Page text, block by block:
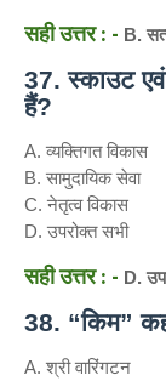
सही उत्तर : - B.
37. स्काउट एवं
हैं?
A. व्यक्तिगत विकास
B. सामुदायिक सेवा
C. नेतृत्व विकास
D. उपरोक्त सभी
सही उत्तर : - D.
38. “किम”
A. श्री वारिंगटन